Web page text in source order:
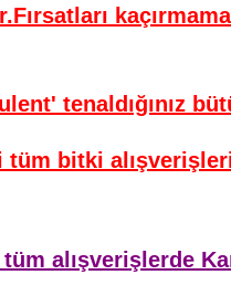
.Fırsatları
tenaldığınız
tüm bitki
tüm alışverişlerde